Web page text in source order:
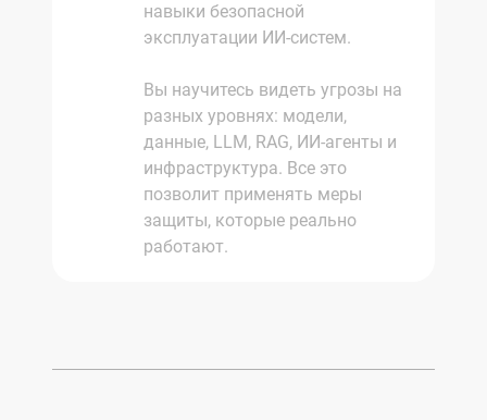
навыки безопасной
эксплуатации ИИ-систем.
Вы научитесь видеть угрозы на
разных уровнях: модели,
данные, LLM, RAG, ИИ-агенты и
инфраструктура. Все это
позволит применять меры
защиты, которые реально
работают.